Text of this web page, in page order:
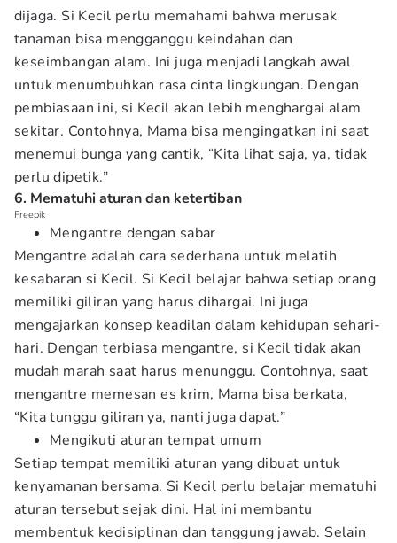
dijaga. Si Kecil perlu memahami bahwa merusak
tanaman bisa mengganggu keindahan dan
keseimbangan alam. Ini juga menjadi langkah awal
untuk menumbuhkan rasa cinta lingkungan. Dengan
pembiasaan ini, si Kecil akan lebih menghargai alam
sekitar. Contohnya, Mama bisa mengingatkan ini saat
menemui bunga yang cantik, “Kita lihat saja, ya, tidak
perlu dipetik.”
6. Mematuhi aturan dan ketertiban
Freepik
Mengantre dengan sabar
Mengantre adalah cara sederhana untuk melatih
kesabaran si Kecil. Si Kecil belajar bahwa setiap orang
memiliki giliran yang harus dihargai. Ini juga
mengajarkan konsep keadilan dalam kehidupan sehari-
hari. Dengan terbiasa mengantre, si Kecil tidak akan
mudah marah saat harus menunggu. Contohnya, saat
mengantre memesan es krim, Mama bisa berkata,
“Kita tunggu giliran ya, nanti juga dapat.”
Mengikuti aturan tempat umum
Setiap tempat memiliki aturan yang dibuat untuk
kenyamanan bersama. Si Kecil perlu belajar mematuhi
aturan tersebut sejak dini. Hal ini membantu
membentuk kedisiplinan dan tanggung jawab. Selain